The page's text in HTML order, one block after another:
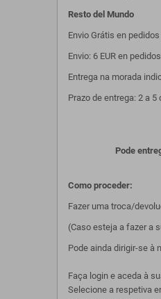
Resto del Mundo
Envio Grátis en
Envio: 6 EUR en
Entrega na morada
Prazo de entrega: 2 a 5
Pode
Como proceder:
Fazer uma troca/
(Caso esteja a fazer a
Pode ainda dirigir-se à
Faça login e aceda à
Selecione a respetiva